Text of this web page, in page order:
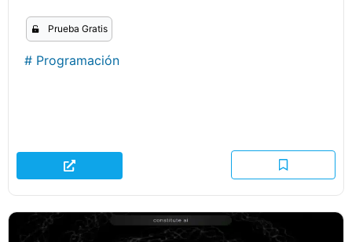
Prueba Gratis
# Programación